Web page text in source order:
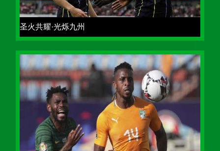
圣火共耀·光烁九州